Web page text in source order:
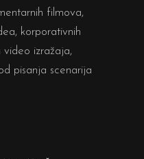
filmova,
korporativnih
video izražaja,
pisanja scenarija